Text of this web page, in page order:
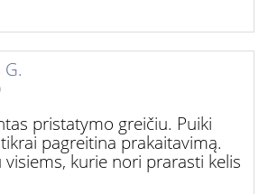
G.
pristatymo greičiu. Puiki
pagreitina prakaitavimą.
kurie nori prarasti kelis